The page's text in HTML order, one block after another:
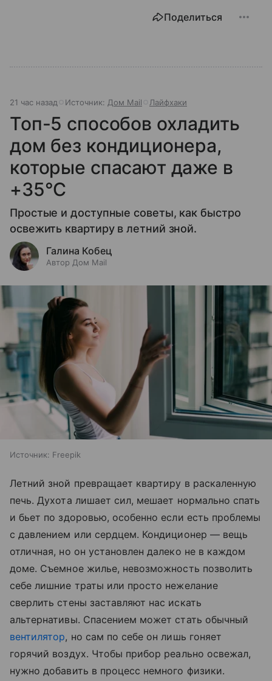
Поделиться
21 час назад Источник: Дом Mail Лайфхаки
Топ-5 способов охладить
дом без кондиционера,
которые спасают даже в
+35°C
Простые и доступные советы, как быстро
освежить квартиру в летний зной.
Галина Кобец
Автор Дом Mail
Источник: Freepik
Летний зной превращает квартиру в раскаленную
печь. Духота лишает сил, мешает нормально спать
и бьет по здоровью, особенно если есть проблемы
с давлением или сердцем. Кондиционер — вещь
отличная, но он установлен далеко не в каждом
доме. Съемное жилье, невозможность позволить
себе лишние траты или просто нежелание
сверлить стены заставляют нас искать
альтернативы. Спасением может стать обычный
вентилятор, но сам по себе он лишь гоняет
горячий воздух. Чтобы прибор реально освежал,
нужно добавить в процесс немного физики.